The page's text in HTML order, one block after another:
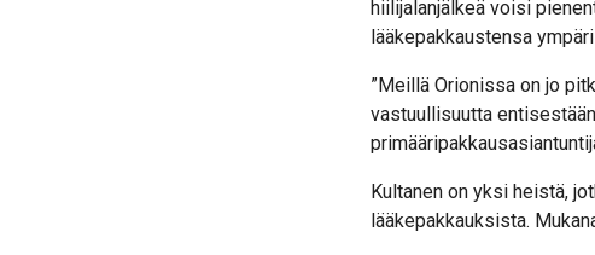
hiilijalanjälkeä voisi
lääkepakkaustensa
”Meillä Orionissa on jo
vastuullisuutta
Kultanen on yksi heistä,
lääkepakkauksista.